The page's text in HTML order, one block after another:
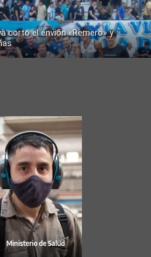
cortó el envión «Remero» y